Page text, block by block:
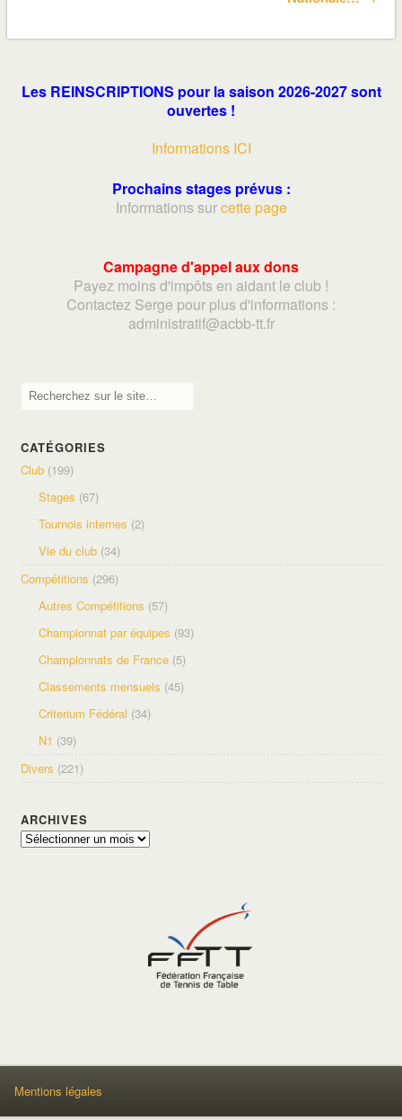
Les REINSCRIPTIONS pour la saison 2026-2027 sont
ouvertes !
Informations ICI
Prochains stages prévus :
Informations surcette page
Campagne d'appel aux dons
Payez moins d'impôts en aidant le club !
Contactez Serge pour plus d'informations :
administratif@acbb-tt.fr
CATÉGORIES
Club (199)
Stages (67)
Tournois internes (2)
Vie du club (34)
Compétitions (296)
Autres Compétitions (57)
Championnat par équipes (93)
Championnats de France (5)
Classements mensuels (45)
Criterium Fédéral (34)
N1 (39)
Divers (221)
ARCHIVES
Archives
Mentions légales